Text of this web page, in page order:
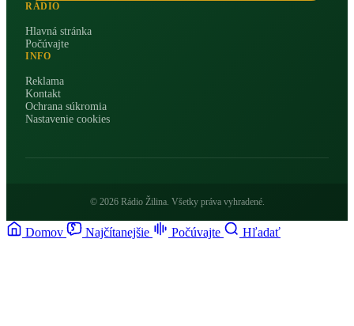
RÁDIO
Hlavná stránka
Počúvajte
INFO
Reklama
Kontakt
Ochrana súkromia
Nastavenie cookies
© 2026 Rádio Žilina. Všetky práva vyhradené.
Domov Najčítanejšie Počúvajte Hľadať